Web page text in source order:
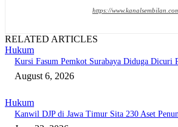
https://
RELATED ARTICLES
Hukum
Kursi Fasum Pemkot Surabaya Diduga Dicuri
August 6, 2026
Hukum
Kanwil DJP di Jawa Timur Sita 230 Aset